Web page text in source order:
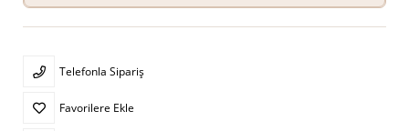
Telefonla Sipariş
Favorilere Ekle